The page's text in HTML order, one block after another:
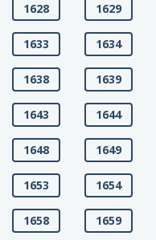
1628 1629
1633 1634
1638 1639
1643 1644
1648 1649
1653 1654
1658 1659